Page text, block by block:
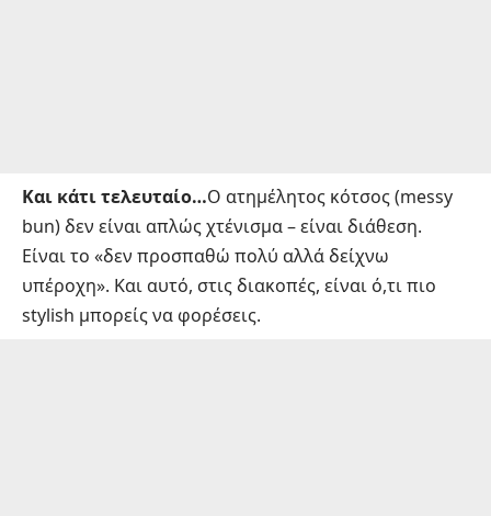
Και κάτι τελευταίο…Ο ατημέλητος κότσος (messy
bun) δεν είναι απλώς χτένισμα – είναι διάθεση.
Είναι το «δεν προσπαθώ πολύ αλλά δείχνω
υπέροχη». Και αυτό, στις διακοπές, είναι ό,τι πιο
stylish μπορείς να φορέσεις.